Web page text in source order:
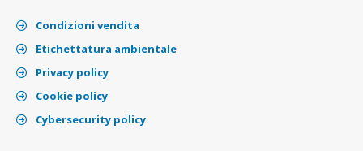
Condizioni vendita
Etichettatura ambientale
Privacy policy
Cookie policy
Cybersecurity policy